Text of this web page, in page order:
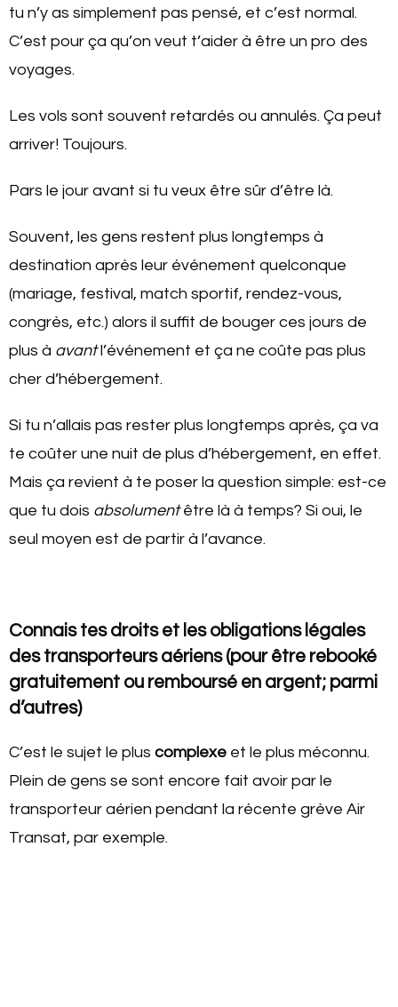
tu n’y as simplement pas pensé, et c’est normal.
C’est pour ça qu’on veut t’aider à être un pro des
voyages.
Les vols sont souvent retardés ou annulés. Ça peut
arriver! Toujours.
Pars le jour avant si tu veux être sûr d’être là.
Souvent, les gens restent plus longtemps à
destination après leur événement quelconque
(mariage, festival, match sportif, rendez-vous,
congrès, etc.) alors il suffit de bouger ces jours de
plus à avantl’événement et ça ne coûte pas plus
cher d’hébergement.
Si tu n’allais pas rester plus longtemps après, ça va
te coûter une nuit de plus d’hébergement, en effet.
Mais ça revient à te poser la question simple: est-ce
que tu dois absolumentêtre là à temps? Si oui, le
seul moyen est de partir à l’avance.
Connais tes droits et les obligations légales
des transporteurs aériens (pour être rebooké
gratuitement ou remboursé en argent; parmi
d’autres)
C’est le sujet le plus complexe et le plus méconnu.
Plein de gens se sont encore fait avoir par le
transporteur aérien pendant la récente grève Air
Transat, par exemple.